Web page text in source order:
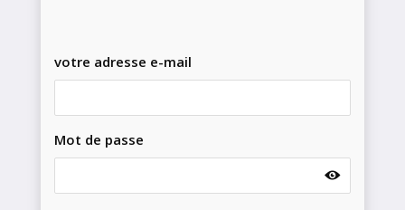
votre adresse e-mail
Mot de passe